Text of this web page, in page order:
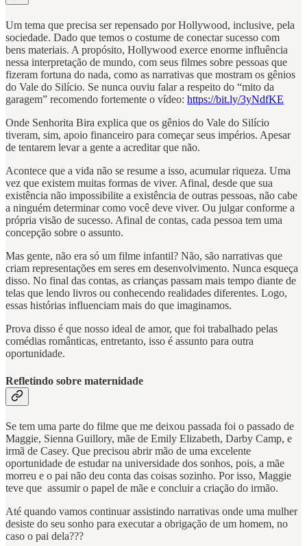
Um tema que precisa ser repensado por Hollywood, inclusive, pela
sociedade. Dado que temos o costume de conectar sucesso com
bens materiais. A propósito, Hollywood exerce enorme influência
nessa interpretação de mundo, com seus filmes sobre pessoas que
fizeram fortuna do nada, como as narrativas que mostram os gênios
do Vale do Silício. Se nunca ouviu falar a respeito do “mito da
garagem” recomendo fortemente o vídeo: https://bit.ly/3yNdfKE
Onde Senhorita Bira explica que os gênios do Vale do Silício
tiveram, sim, apoio financeiro para começar seus impérios. Apesar
de tentarem levar a gente a acreditar que não.
Acontece que a vida não se resume a isso, acumular riqueza. Uma
vez que existem muitas formas de viver. Afinal, desde que sua
existência não impossibilite a existência de outras pessoas, não cabe
a ninguém determinar como você deve viver. Ou julgar conforme a
própria visão de sucesso. Afinal de contas, cada pessoa tem uma
concepção sobre o assunto.
Mas gente, não era só um filme infantil? Não, são narrativas que
criam representações em seres em desenvolvimento. Nunca esqueça
disso. No final das contas, as crianças passam mais tempo diante de
telas que lendo livros ou conhecendo realidades diferentes. Logo,
essas histórias influenciam mais do que imaginamos.
Prova disso é que nosso ideal de amor, que foi trabalhado pelas
comédias românticas, entretanto, isso é assunto para outra
oportunidade.
Refletindo sobre maternidade
Se tem uma parte do filme que me deixou passada foi o passado de
Maggie, Sienna Guillory, mãe de Emily Elizabeth, Darby Camp, e
irmã de Casey. Que precisou abrir mão de uma excelente
oportunidade de estudar na universidade dos sonhos, pois, a mãe
morreu e o pai não deu conta das coisas sozinho. Por isso, Maggie
teve que assumir o papel de mãe e concluir a criação do irmão.
Até quando vamos continuar assistindo narrativas onde uma mulher
desiste do seu sonho para executar a obrigação de um homem, no
caso o pai dela???